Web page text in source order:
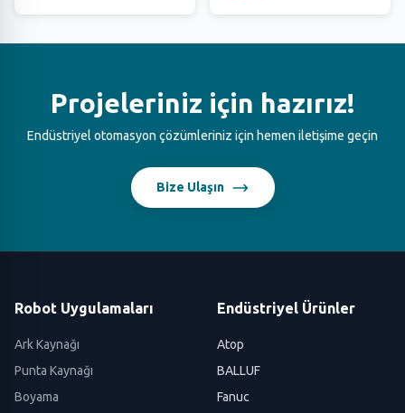
Projeleriniz için hazırız!
Endüstriyel otomasyon çözümleriniz için hemen iletişime geçin
Bize Ulaşın
Robot Uygulamaları
Ark Kaynağı
Punta Kaynağı
Boyama
Endüstriyel Ürünler
Atop
BALLUF
Fanuc